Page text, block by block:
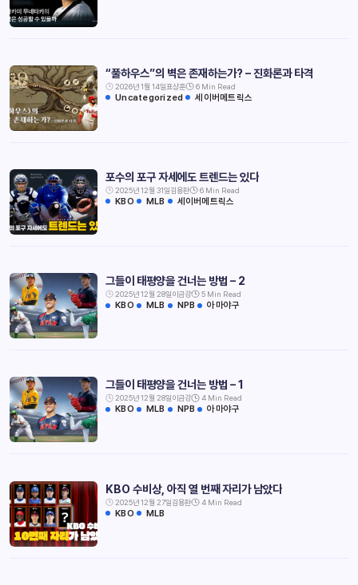
“풀하우스”의 벽은 존재하는가? – 진화론과 타격
2026년 1월 14일표상훈 6 Min Read
Uncategorized 세이버메트릭스
포수의 포구 자세에도 트렌드는 있다
2025년 12월 31일김용환 6 Min Read
KBO MLB 세이버메트릭스
그들이 태평양을 건너는 방법 – 2
2025년 12월 28일이금강 5 Min Read
KBO MLB NPB 아마야구
그들이 태평양을 건너는 방법 – 1
2025년 12월 28일이금강 4 Min Read
KBO MLB NPB 아마야구
KBO 수비상, 아직 열 번째 자리가 남았다
2025년 12월 27일김용환 4 Min Read
KBO MLB